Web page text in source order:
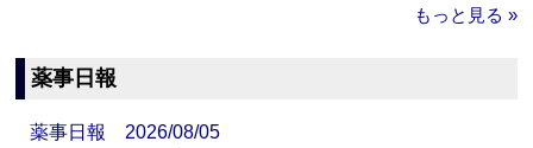
もっと見る »
薬事日報
薬事日報 2026/08/05